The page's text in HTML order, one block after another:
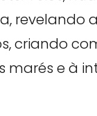
revelando
criando
marés e à